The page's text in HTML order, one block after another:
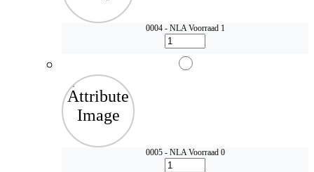
0004 - NLAVoorraad 1
0005 - NLAVoorraad 0